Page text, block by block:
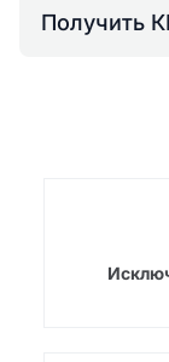
Получить